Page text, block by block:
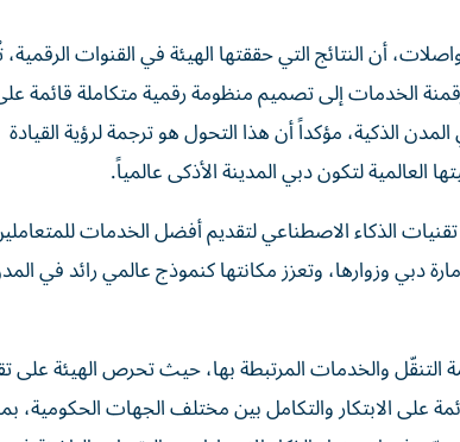
أن النتائج التي حققتها الهيئة في القنوات
الخدمات إلى تصميم منظومة رقمية متكاملة قائمة
الذكية، مؤكداً أن هذا التحول هو ترجمة لرؤية القيادة
العالمية لتكون دبي المدينة الأذكى عالمياً.
الذكاء الاصطناعي لتقديم أفضل الخدمات
دبي وزوارها، وتعزز مكانتها كنموذج عالمي رائد في
والخدمات المرتبطة بها، حيث تحرص الهيئة على
الابتكار والتكامل بين مختلف الجهات الحكومية،